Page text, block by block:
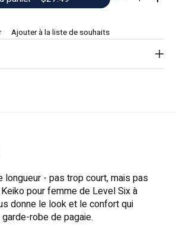
Ajouter à la liste de souhaits
longueur - pas trop court, mais pas
pour femme de Level Six à
donne le look et le confort qui
robe de pagaie.